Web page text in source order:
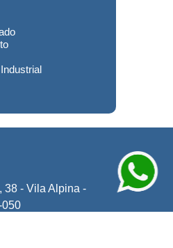
38 - Vila Alpina -
050